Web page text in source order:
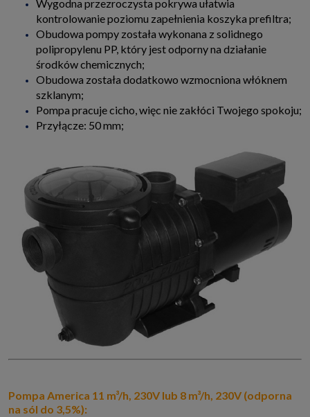
Wygodna przezroczysta pokrywa ułatwia
kontrolowanie poziomu zapełnienia koszyka prefiltra;
Obudowa pompy została wykonana z solidnego
polipropylenu PP, który jest odporny na działanie
środków chemicznych;
Obudowa została dodatkowo wzmocniona włóknem
szklanym;
Pompa pracuje cicho, więc nie zakłóci Twojego spokoju;
Przyłącze: 50 mm;
Pompa America 11 m³/h, 230V lub 8 m³/h, 230V (odporna
na sól do 3,5%):